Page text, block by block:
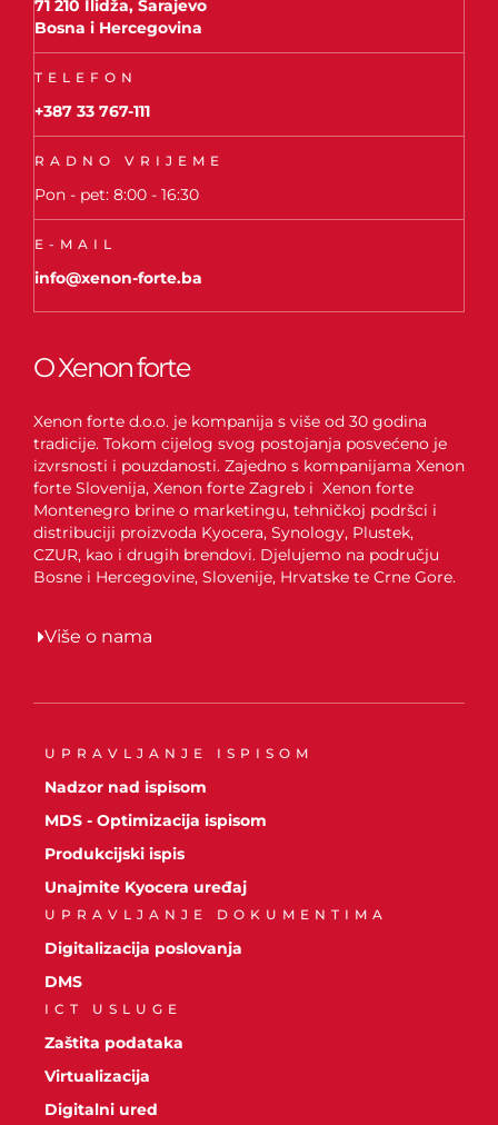
71 210 Ilidža, Sarajevo
Bosna i Hercegovina
TELEFON
+387 33 767-111
RADNO VRIJEME
Pon - pet: 8:00 - 16:30
E-MAIL
info@xenon-forte.ba
O Xenon forte
Xenon forte d.o.o. je kompanija s više od 30 godina
tradicije. Tokom cijelog svog postojanja posvećeno je
izvrsnosti i pouzdanosti. Zajedno s kompanijama Xenon
forte Slovenija, Xenon forte Zagreb i Xenon forte
Montenegro brine o marketingu, tehničkoj podršci i
distribuciji proizvoda Kyocera, Synology, Plustek,
CZUR, kao i drugih brendovi. Djelujemo na području
Bosne i Hercegovine, Slovenije, Hrvatske te Crne Gore.
Više o nama
UPRAVLJANJE ISPISOM
Nadzor nad ispisom
MDS - Optimizacija ispisom
Produkcijski ispis
Unajmite Kyocera uređaj
UPRAVLJANJE DOKUMENTIMA
Digitalizacija poslovanja
DMS
ICT USLUGE
Zaštita podataka
Virtualizacija
Digitalni ured